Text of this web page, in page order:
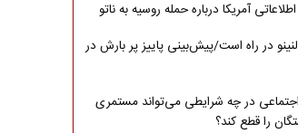
آمریکا درباره حمله روسیه به ناتو
در راه است/پیش‌بینی پاییز پر بارش در
در چه شرایطی می‌تواند مستمری
را قطع کند؟